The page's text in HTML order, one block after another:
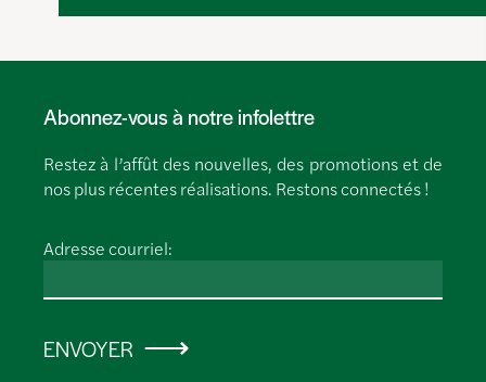
Abonnez-vous à notre infolettre
Restez à l’affût des nouvelles, des promotions et de
nos plus récentes réalisations. Restons connectés !
Adresse courriel:
ENVOYER